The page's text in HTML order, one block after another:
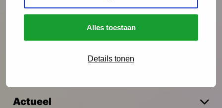
Alles toestaan
Details tonen
Actueel